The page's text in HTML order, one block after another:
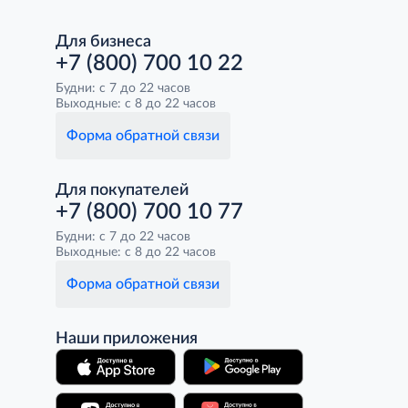
Для бизнеса
+7 (800) 700 10 22
Будни: с 7 до 22 часов
Выходные: с 8 до 22 часов
Форма обратной связи
Для покупателей
+7 (800) 700 10 77
Будни: с 7 до 22 часов
Выходные: с 8 до 22 часов
Форма обратной связи
Наши приложения